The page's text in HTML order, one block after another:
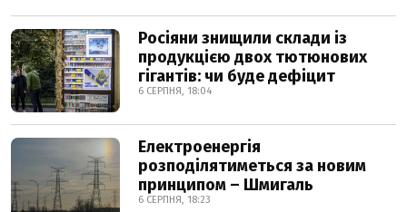
Росіяни знищили склади із
продукцією двох тютюнових
гігантів: чи буде дефіцит
6 СЕРПНЯ, 18:04
Електроенергія
розподілятиметься за новим
принципом – Шмигаль
6 СЕРПНЯ, 18:23